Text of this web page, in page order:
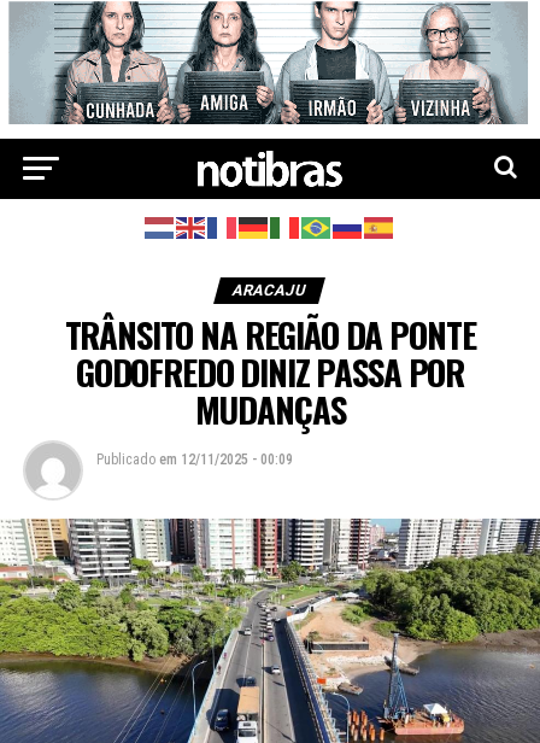
ARACAJU
TRÂNSITO NA REGIÃO DA PONTE
GODOFREDO DINIZ PASSA POR
MUDANÇAS
Publicado em 12/11/2025 - 00:09